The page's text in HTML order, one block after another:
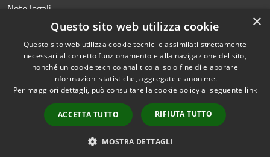
Note legali
Dichiarazione di accessibilità
Accessibilità
Copyright © 2026 • Comune di
Troina • Powered by
Municipium•
Accesso
redazione
×
Questo sito web utilizza cookie
Questo sito web utilizza cookie tecnici e assimilati strettamente
necessari al corretto funzionamento e alla navigazione del sito,
nonché un cookie tecnico analitico al solo fine di elaborare
informazioni statistiche, aggregate e anonime.
Per maggiori dettagli, può consultare la cookie policy al seguente link
ACCETTA TUTTO RIFIUTA TUTTO
MOSTRA DETTAGLI